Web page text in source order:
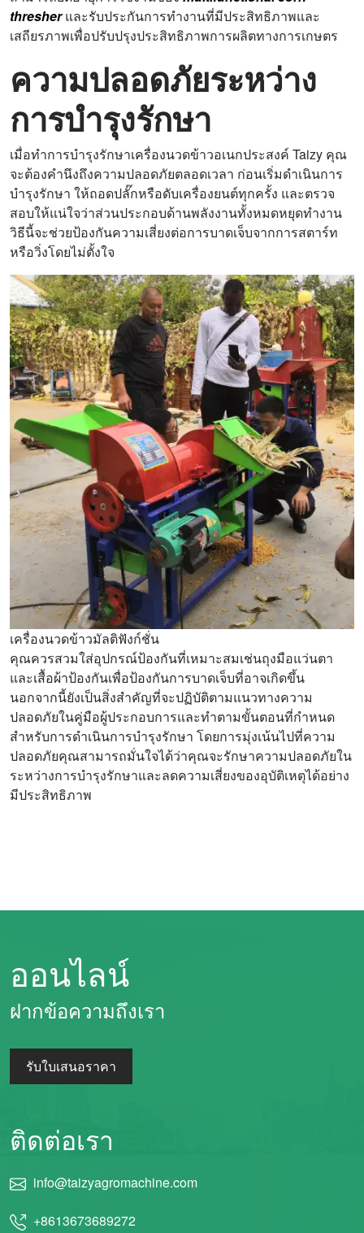
thresherและรับประกันการทำงานที่มีประสิทธิภาพและ
เสถียรภาพเพื่อปรับปรุงประสิทธิภาพการผลิตทางการเกษตร
ความปลอดภัยระหว่าง
การบำรุงรักษา
เมื่อทำการบำรุงรักษาเครื่องนวดข้าวอเนกประสงค์ Taizy คุณ
จะต้องคำนึงถึงความปลอดภัยตลอดเวลา ก่อนเริ่มดำเนินการ
บำรุงรักษา ให้ถอดปลั๊กหรือดับเครื่องยนต์ทุกครั้ง และตรวจ
สอบให้แน่ใจว่าส่วนประกอบด้านพลังงานทั้งหมดหยุดทำงาน
วิธีนี้จะช่วยป้องกันความเสี่ยงต่อการบาดเจ็บจากการสตาร์ท
หรือวิ่งโดยไม่ตั้งใจ
เครื่องนวดข้าวมัลติฟังก์ชั่น
คุณควรสวมใส่อุปกรณ์ป้องกันที่เหมาะสมเช่นถุงมือแว่นตา
และเสื้อผ้าป้องกันเพื่อป้องกันการบาดเจ็บที่อาจเกิดขึ้น
นอกจากนี้ยังเป็นสิ่งสำคัญที่จะปฏิบัติตามแนวทางความ
ปลอดภัยในคู่มือผู้ประกอบการและทำตามขั้นตอนที่กำหนด
สำหรับการดำเนินการบำรุงรักษา โดยการมุ่งเน้นไปที่ความ
ปลอดภัยคุณสามารถมั่นใจได้ว่าคุณจะรักษาความปลอดภัยใน
ระหว่างการบำรุงรักษาและลดความเสี่ยงของอุบัติเหตุได้อย่าง
มีประสิทธิภาพ
ออนไลน์
ฝากข้อความถึงเรา
รับใบเสนอราคา
ติดต่อเรา
info@taizyagromachine.com
+8613673689272